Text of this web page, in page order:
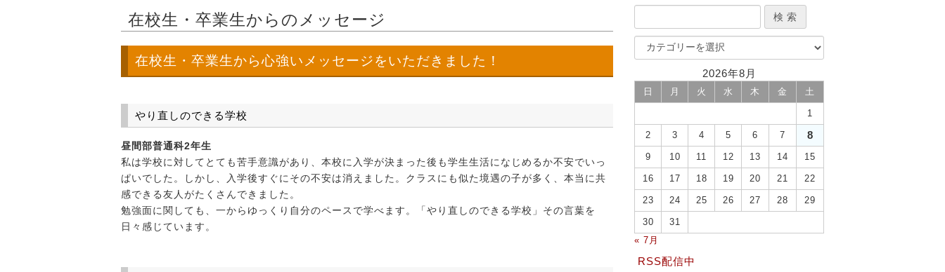
在校生・卒業生からのメッセージ
在校生・卒業生から心強いメッセージをいただきました！
やり直しのできる学校
昼間部普通科2年生
私は学校に対してとても苦手意識があり、本校に入学が決まった後も学生生活になじめるか不安でいっ
ぱいでした。しかし、入学後すぐにその不安は消えました。クラスにも似た境遇の子が多く、本当に共
感できる友人がたくさんできました。
勉強面に関しても、一からゆっくり自分のペースで学べます。「やり直しのできる学校」その言葉を
日々感じています。
2026年8月
日 月 火 水 木 金 土
1
2 3 4 5 6 7 8
9 10 11 12 13 14 15
16 17 18 19 20 21 22
23 24 25 26 27 28 29
30
31
« 7月
RSS配信中